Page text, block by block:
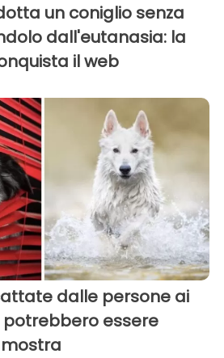
un coniglio senza
dall'eutanasia: la
il web
dalle persone ai
essere